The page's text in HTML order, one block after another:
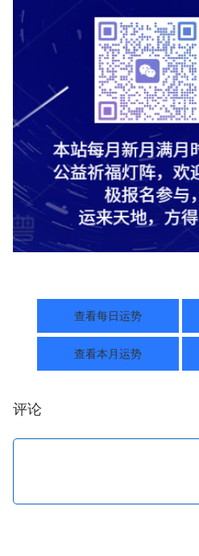
查看每日运势
查看本月运势
评论